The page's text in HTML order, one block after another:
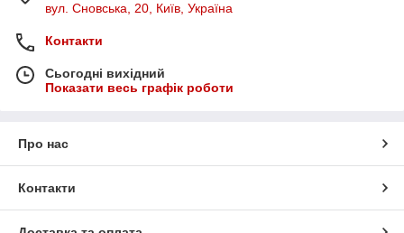
вул. Сновська, 20, Київ, Україна
Контакти
Сьогодні вихідний
Показати весь графік роботи
Про нас
Контакти